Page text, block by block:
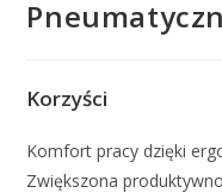
Korzyści
Komfort pracy dzięki
Zwiększona